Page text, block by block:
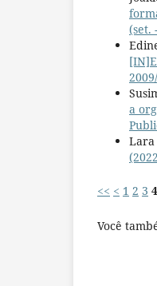
(set.
a
Lara
<< < 1 2 3 4
Você